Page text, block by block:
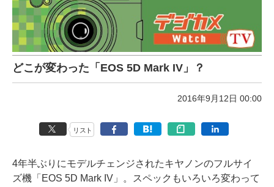
どこが変わった「EOS 5D Mark IV」？
2016年9月12日 00:00
リスト
4年半ぶりにモデルチェンジされたキヤノンのフルサイ
ズ機「EOS 5D Mark IV」。スペックもいろいろ変わって